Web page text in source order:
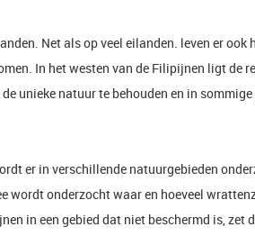
Net als op veel eilanden. leven er ook
In het westen van de Filipijnen ligt de
unieke natuur te behouden en in
er in verschillende natuurgebieden
wordt onderzocht waar en hoeveel
in een gebied dat niet beschermd is, zet